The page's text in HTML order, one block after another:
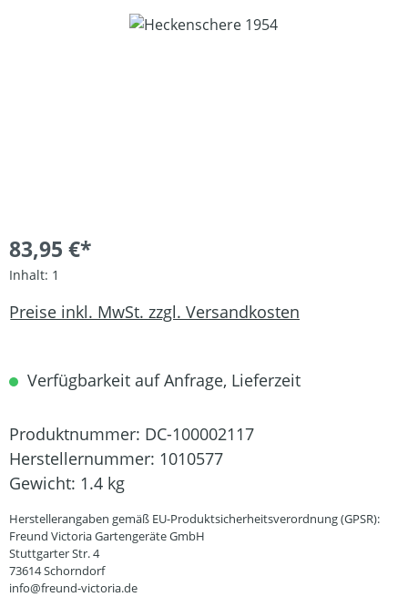
Bildergalerie überspringen
83,95 €*
Inhalt: 1
Preise inkl. MwSt. zzgl. Versandkosten
Verfügbarkeit auf Anfrage, Lieferzeit
Produktnummer: DC-100002117
Herstellernummer: 1010577
Gewicht: 1.4 kg
Herstellerangaben gemäß EU-Produktsicherheitsverordnung (GPSR):
Freund Victoria Gartengeräte GmbH
Stuttgarter Str. 4
73614 Schorndorf
info@freund-victoria.de